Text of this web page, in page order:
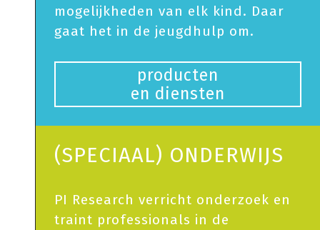
mogelijkheden van elk kind. Daar
gaat het in de jeugdhulp om.
producten
en diensten
(SPECIAAL) ONDERWIJS
PI Research verricht onderzoek en
traint professionals in de